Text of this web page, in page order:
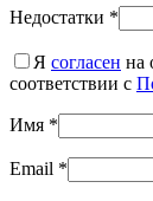
Недостатки *
Я согласен на
соответствии с
Имя *
Email *